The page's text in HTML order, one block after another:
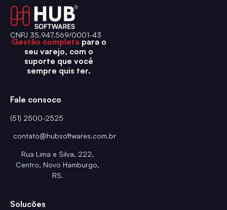
CNPJ 35.947.569/0001-43
Gestão completa para o
seu varejo, com o
suporte que você
sempre quis ter.
Fale consoco
(51) 2500-2525
contato@hubsoftwares.com.br
Rua Lima e Silva, 222,
Centro, Novo Hamburgo,
RS.
Solucões